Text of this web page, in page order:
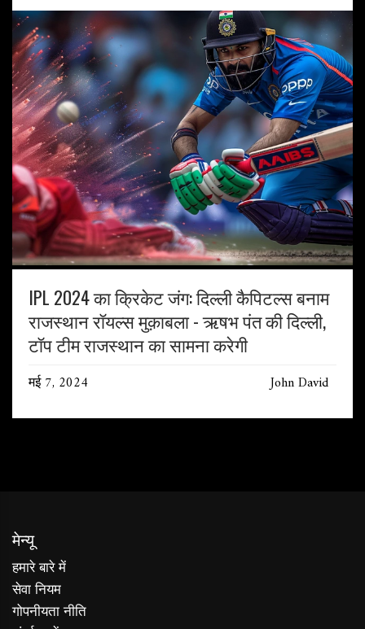
IPL 2024 का क्रिकेट जंग: दिल्ली कैपिटल्स बनाम
राजस्थान रॉयल्स मुक़ाबला - ऋषभ पंत की दिल्ली,
टॉप टीम राजस्थान का सामना करेगी
मई 7, 2024 John David
मेन्यू
हमारे बारे में
सेवा नियम
गोपनीयता नीति